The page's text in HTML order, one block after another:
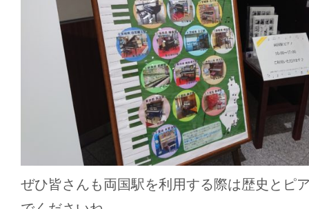
ぜひ皆さんも両国駅を利用する際は歴史とピ